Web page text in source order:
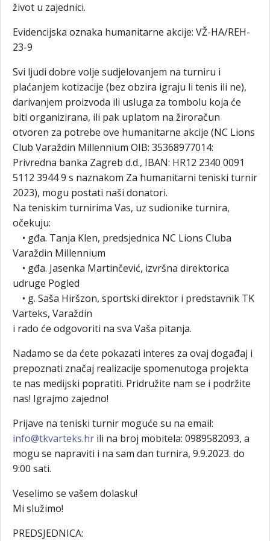
život u zajednici.
Evidencijska oznaka humanitarne akcije: VŽ-HA/REH-
23-9
Svi ljudi dobre volje sudjelovanjem na turniru i
plaćanjem kotizacije (bez obzira igraju li tenis ili ne),
darivanjem proizvoda ili usluga za tombolu koja će
biti organizirana, ili pak uplatom na žiroračun
otvoren za potrebe ove humanitarne akcije (NC Lions
Club Varaždin Millennium OIB: 35368977014:
Privredna banka Zagreb d.d., IBAN: HR12 2340 0091
5112 3944 9 s naznakom Za humanitarni teniski turnir
2023), mogu postati naši donatori.
Na teniskim turnirima Vas, uz sudionike turnira,
očekuju:
• gđa. Tanja Klen, predsjednica NC Lions Cluba
Varaždin Millennium
• gđa. Jasenka Martinčević, izvršna direktorica
udruge Pogled
• g. Saša Hiršzon, sportski direktor i predstavnik TK
Varteks, Varaždin
i rado će odgovoriti na sva Vaša pitanja.
Nadamo se da ćete pokazati interes za ovaj događaj i
prepoznati značaj realizacije spomenutoga projekta
te nas medijski popratiti. Pridružite nam se i podržite
nas! Igrajmo zajedno!
Prijave na teniski turnir moguće su na email:
info@tkvarteks.hr ili na broj mobitela: 0989582093, a
mogu se napraviti i na sam dan turnira, 9.9.2023. do
9:00 sati.
Veselimo se vašem dolasku!
Mi služimo!
PREDSJEDNICA: